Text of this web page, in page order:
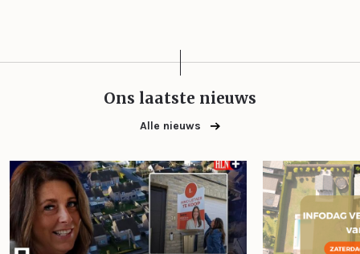
Ons laatste nieuws
Alle nieuws